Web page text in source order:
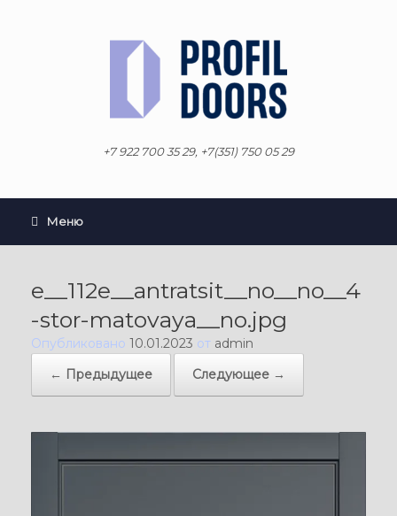
+7 922 700 35 29, +7(351) 750 05 29
Меню
e__112e__antratsit__no__no__4
-stor-matovaya__no.jpg
Опубликовано 10.01.2023 от admin
← Предыдущее
Следующее →